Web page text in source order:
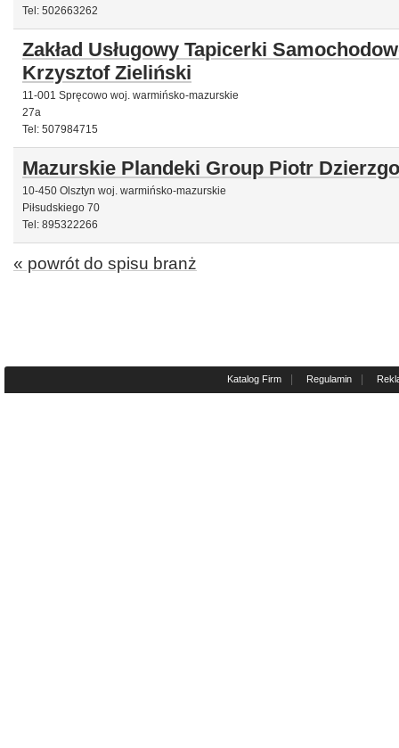
Tel: 502663262
Zakład Usługowy Tapicerki
Krzysztof Zieliński
11-001 Spręcowo woj. warmińsko-mazurskie
27a
Tel: 507984715
Mazurskie Plandeki Group Piotr
10-450 Olsztyn woj. warmińsko-mazurskie
Piłsudskiego 70
Tel: 895322266
« powrót do spisu branż
Katalog Firm | Regulamin |